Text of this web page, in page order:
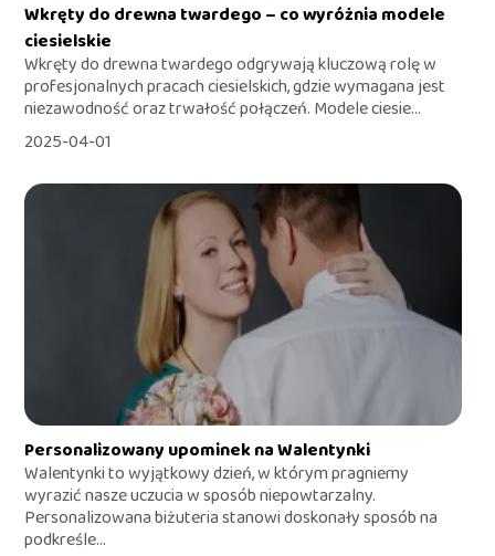
Wkręty do drewna twardego – co wyróżnia modele
ciesielskie
Wkręty do drewna twardego odgrywają kluczową rolę w
profesjonalnych pracach ciesielskich, gdzie wymagana jest
niezawodność oraz trwałość połączeń. Modele ciesie...
2025-04-01
Personalizowany upominek na Walentynki
Walentynki to wyjątkowy dzień, w którym pragniemy
wyrazić nasze uczucia w sposób niepowtarzalny.
Personalizowana biżuteria stanowi doskonały sposób na
podkreśle...